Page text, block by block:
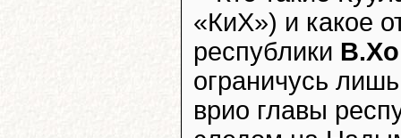
«КиХ») и какое
республики
ограничусь
врио главы